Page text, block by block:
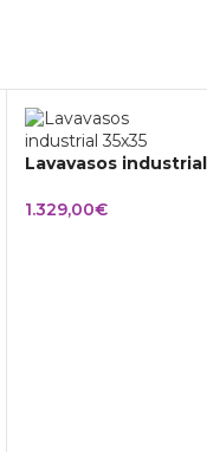
Lavavasos
1.329,00€